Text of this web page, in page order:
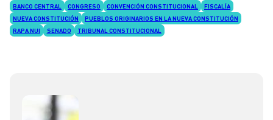
BANCO CENTRAL CONGRESO CONVENCIÓN CONSTITUCIONAL
FISCALÍA
NUEVA CONSTITUCIÓN
PUEBLOS ORIGINARIOS EN LA NUEVA CONSTITUCIÓN
RAPA NUI
SENADO TRIBUNAL CONSTITUCIONAL